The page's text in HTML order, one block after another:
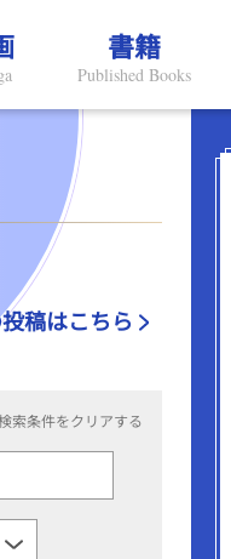
書籍
Published Books
稿はこちら
索条件をクリアする